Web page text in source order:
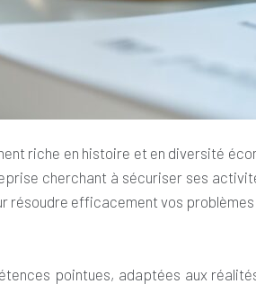
riche en histoire et en diversité
cherchant à sécuriser ses
résoudre efficacement vos
pointues, adaptées aux